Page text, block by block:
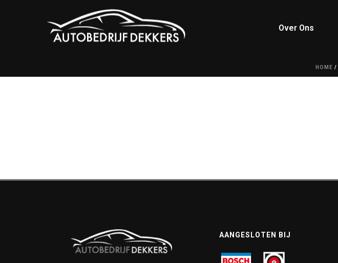
Over Ons
HOME /
AANGESLOTEN BIJ